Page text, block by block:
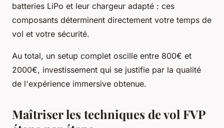
batteries LiPo et leur chargeur adapté : ces
composants déterminent directement votre temps de
vol et votre sécurité.
Au total, un setup complet oscille entre 800€ et
2000€, investissement qui se justifie par la qualité
de l'expérience immersive obtenue.
Maîtriser les techniques de vol FVP